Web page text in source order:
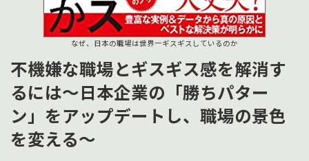
なぜ、日本の職場は世界一ギスギスしているのか
不機嫌な職場とギスギス感を解消す
るには～日本企業の「勝ちパター
ン」をアップデートし、職場の景色
を変える～